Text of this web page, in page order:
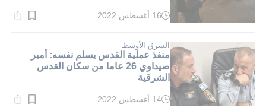
وقت
دقيقة.
16 أغسطس 2022
الشرق الأوسط
منفذ عملية القدس يسلم نفسه: أمير
صيداوي 26 عاما من سكان القدس
الشرقية
وقت
14 أغسطس 2022